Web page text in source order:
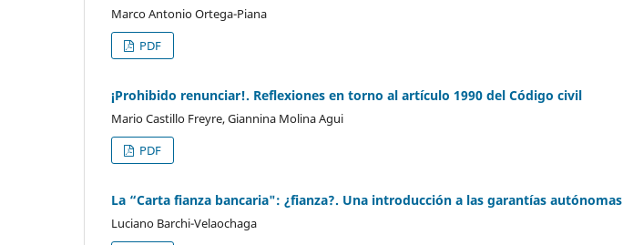
Marco Antonio Ortega-Piana
PDF
¡Prohibido renunciar!. Reflexiones en torno al artículo 1990 del Código civil
Mario Castillo Freyre, Giannina Molina Agui
PDF
La “Carta fianza bancaria": ¿fianza?. Una introducción a las garantías autónomas
Luciano Barchi-Velaochaga